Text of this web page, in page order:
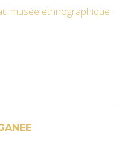
musée ethnographique